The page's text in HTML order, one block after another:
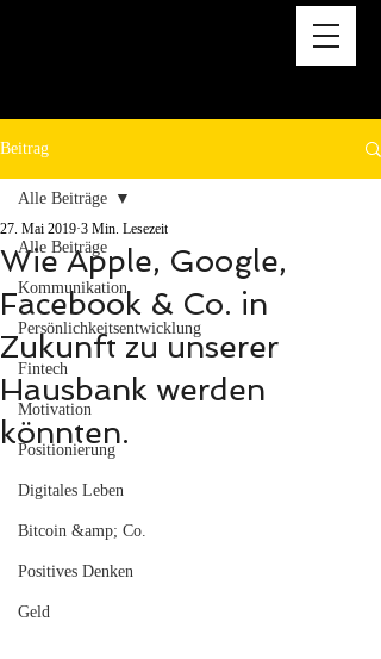
Beitrag
Alle Beiträge
Kommunikation
Persönlichkeitsentwicklung
Fintech
Motivation
Positionierung
Digitales Leben
Bitcoin &amp; Co.
Positives Denken
Geld
Alle Beiträge
Wie Apple, Google,
Facebook & Co. in
Zukunft zu unserer
Hausbank werden
könnten.
27. Mai 2019 3 Min. Lesezeit